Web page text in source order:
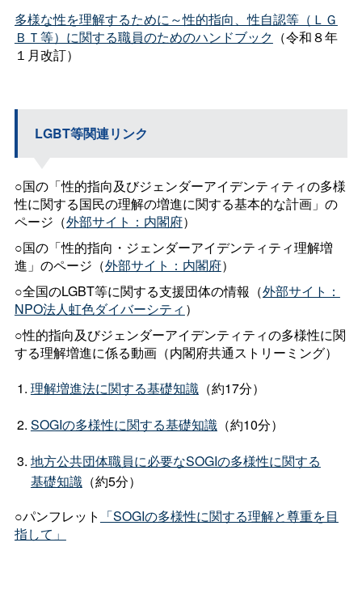
多様な性を理解するために～性的指向、性自認等（ＬＧ
ＢＴ等）に関する職員のためのハンドブック （令和８年
１月改訂）
LGBT等関連リンク
○国の「性的指向及びジェンダーアイデンティティの多様
性に関する国民の理解の増進に関する基本的な計画」の
ページ（外部サイト：内閣府）
○国の「性的指向・ジェンダーアイデンティティ理解増
進」のページ（外部サイト：内閣府）
○全国のLGBT等に関する支援団体の情報（外部サイト：
NPO法人虹色ダイバーシティ ）
○性的指向及びジェンダーアイデンティティの多様性に関
する理解増進に係る動画（内閣府共通ストリーミング）
理解増進法に関する基礎知識（約17分）
SOGIの多様性に関する基礎知識（約10分）
地方公共団体職員に必要なSOGIの多様性に関する
基礎知識（約5分）
○パンフレット 「SOGIの多様性に関する理解と尊重を目
指して」